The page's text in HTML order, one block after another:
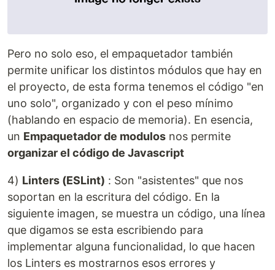
Pero no solo eso, el empaquetador también
permite unificar los distintos módulos que hay en
el proyecto, de esta forma tenemos el código "en
uno solo", organizado y con el peso mínimo
(hablando en espacio de memoria). En esencia,
un Empaquetador de modulos nos permite
organizar el código de Javascript
4) Linters (ESLint) : Son "asistentes" que nos
soportan en la escritura del código. En la
siguiente imagen, se muestra un código, una línea
que digamos se esta escribiendo para
implementar alguna funcionalidad, lo que hacen
los Linters es mostrarnos esos errores y